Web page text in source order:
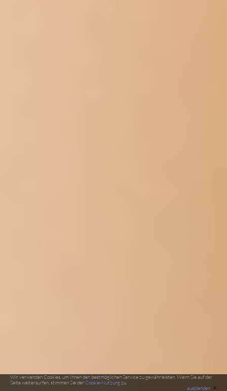
Wir verwenden Cookies, um Ihnen den bestmöglichen Service zu gewährleisten. Wenn Sie auf der
Seite weitersurfen, stimmen Sie derCookie-Nutzungzu.
×
ausblenden